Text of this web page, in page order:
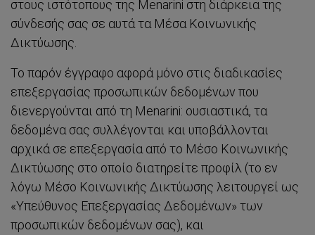
στους ιστότοπους της Menarini στη διάρκεια της
σύνδεσής σας σε αυτά τα Μέσα Κοινωνικής
Δικτύωσης.
Το παρόν έγγραφο αφορά μόνο στις διαδικασίες
επεξεργασίας προσωπικών δεδομένων που
διενεργούνται από τη Menarini: ουσιαστικά, τα
δεδομένα σας συλλέγονται και υποβάλλονται
αρχικά σε επεξεργασία από το Μέσο Κοινωνικής
Δικτύωσης στο οποίο διατηρείτε προφίλ (το εν
λόγω Μέσο Κοινωνικής Δικτύωσης λειτουργεί ως
«Υπεύθυνος Επεξεργασίας Δεδομένων» των
προσωπικών δεδομένων σας), και